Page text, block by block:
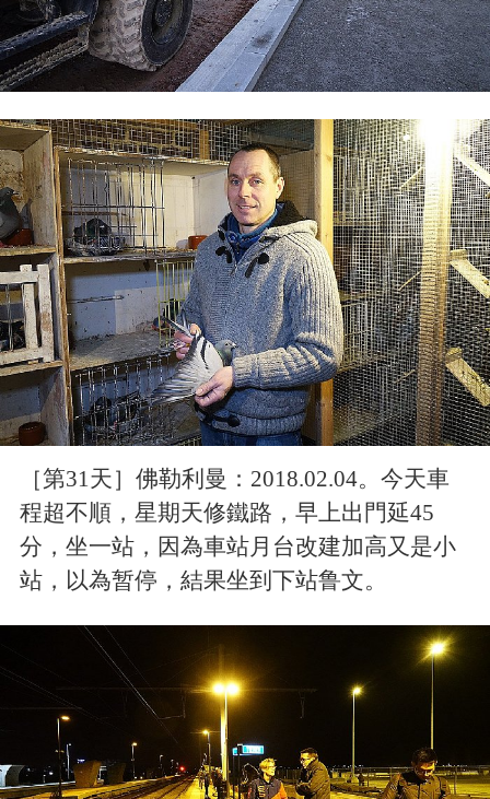
［第31天］佛勒利曼：2018.02.04。今天車
程超不順，星期天修鐵路，早上出門延45
分，坐一站，因為車站月台改建加高又是小
站，以為暂停，結果坐到下站鲁文。